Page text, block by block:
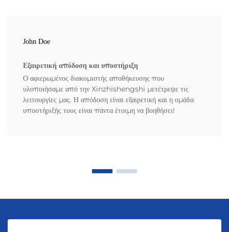
John Doe
Εξαιρετική απόδοση και υποστήριξη
Ο αφιερωμένος διακομιστής αποθήκευσης που
υλοποιήσαμε από την Xinzhishengshi μετέτρεψε τις
λειτουργίες μας. Η απόδοση είναι εξαιρετική και η ομάδα
υποστήριξής τους είναι πάντα έτοιμη να βοηθήσει!